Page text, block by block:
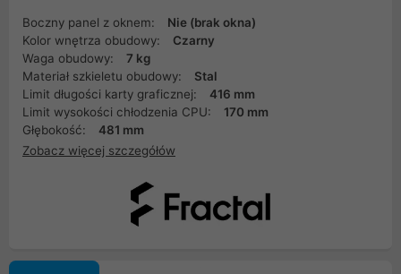
Boczny panel z oknem:
Nie (brak okna)
Kolor wnętrza obudowy:
Czarny
Waga obudowy:
7 kg
Materiał szkieletu obudowy:
Stal
Limit długości karty graficznej:
416 mm
Limit wysokości chłodzenia CPU:
170 mm
Głębokość:
481 mm
Zobacz więcej szczegółów